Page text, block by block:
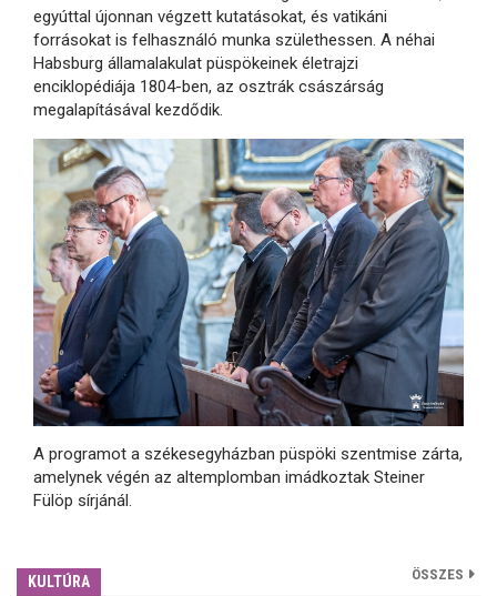
egyúttal újonnan végzett kutatásokat, és vatikáni
forrásokat is felhasználó munka születhessen. A néhai
Habsburg államalakulat püspökeinek életrajzi
enciklopédiája 1804-ben, az osztrák császárság
megalapításával kezdődik.
A programot a székesegyházban püspöki szentmise zárta,
amelynek végén az altemplomban imádkoztak Steiner
Fülöp sírjánál.
KULTÚRA ÖSSZES